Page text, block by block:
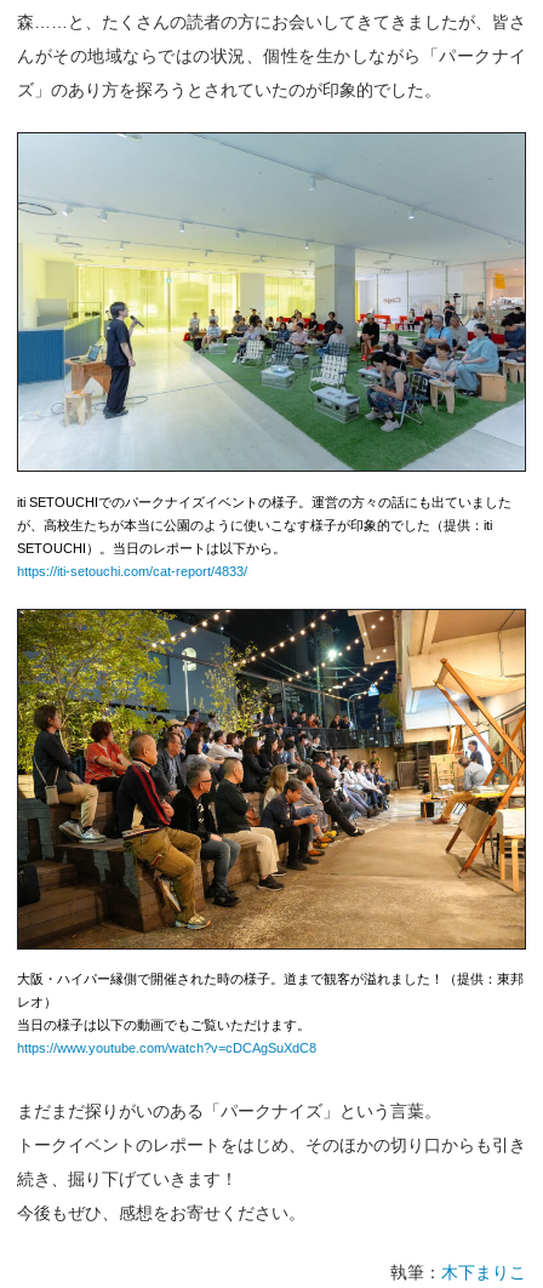
森……と、たくさんの読者の方にお会いしてきてきましたが、皆さ
んがその地域ならではの状況、個性を生かしながら「パークナイ
ズ」のあり方を探ろうとされていたのが印象的でした。
iti SETOUCHIでのパークナイズイベントの様子。運営の方々の話にも出ていました
が、高校生たちが本当に公園のように使いこなす様子が印象的でした（提供：iti
SETOUCHI）。当日のレポートは以下から。
https://iti-setouchi.com/cat-report/4833/
大阪・ハイパー縁側で開催された時の様子。道まで観客が溢れました！（提供：東邦
レオ）
当日の様子は以下の動画でもご覧いただけます。
https://www.youtube.com/watch?v=cDCAgSuXdC8
まだまだ探りがいのある「パークナイズ」という言葉。
トークイベントのレポートをはじめ、そのほかの切り口からも引き
続き、掘り下げていきます！
今後もぜひ、感想をお寄せください。
執筆： 木下まりこ